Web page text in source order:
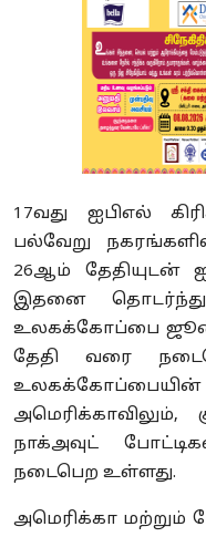
17வது ஐபிஎல்
பல்வேறு
26ஆம் தேதியுடன்
இதனை
உலகக்கோப்பை
தேதி வரை
நாக்அவுட்
நடைபெற உள்ளது.
அமெரிக்கா மற்றும்